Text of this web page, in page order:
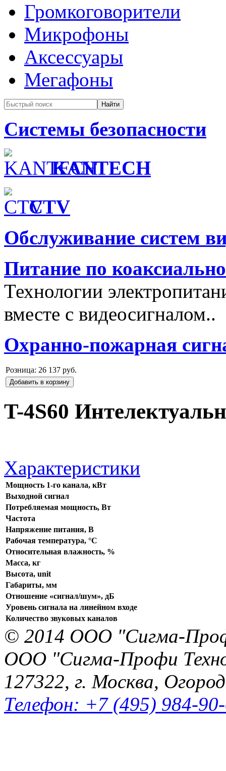
Громкоговорители
Микрофоны
Аксессуары
Мегафоны
Системы безопасности
KANTECH
CTV
Обслуживание систем
Питание по
Технологии
вместе с видеосигналом..
Охранно-пожарная
Розница: 26 137 руб.
Добавить в корзину
T-4S60
Характеристики
Мощность 1-го канала, кВт
Выходной сигнал
Потребляемая мощность, Вт
Частота
Напряжение питания, В
Рабочая температура, °C
Относительная влажность, %
Масса, кг
Высота, unit
Габариты, мм
Отношение «сигнал/шум», дБ
Уровень сигнала на линейном входе
Количество звуковых каналов
© 2014 ООО "Сигма-
ООО "Сигма-Профи
127322, г. Москва,
Телефон: +7 (495) 984-